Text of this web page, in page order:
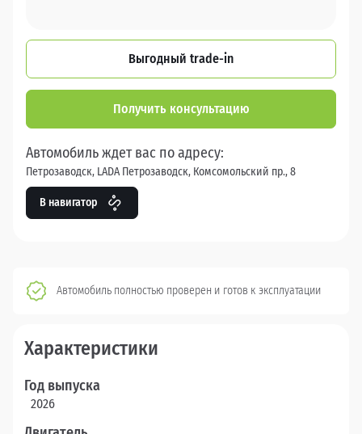
Выгодный trade-in
Получить консультацию
Автомобиль ждет вас по адресу:
Петрозаводск, LADA Петрозаводск, Комсомольский пр., 8
В навигатор
Автомобиль полностью проверен и готов к эксплуатации
Характеристики
Год выпуска
2026